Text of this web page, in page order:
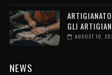
GLI
AUGUST 10,
NEWS